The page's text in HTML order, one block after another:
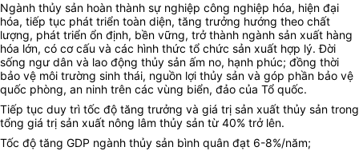
Ngành thủy sản hoàn thành sự nghiệp công nghiệp hóa, hiện đại
hóa, tiếp tục phát triển toàn diện, tăng trưởng hướng theo chất
lượng, phát triển ổn định, bền vững, trở thành ngành sản xuất hàng
hóa lớn, có cơ cấu và các hình thức tổ chức sản xuất hợp lý. Đời
sống ngư dân và lao động thủy sản ấm no, hạnh phúc; đồng thời
bảo vệ môi trường sinh thái, nguồn lợi thủy sản và góp phần bảo vệ
quốc phòng, an ninh trên các vùng biển, đảo của Tổ quốc.
Tiếp tục duy trì tốc độ tăng trưởng và giá trị sản xuất thủy sản trong
tổng giá trị sản xuất nông lâm thủy sản từ 40% trở lên.
Tốc độ tăng GDP ngành thủy sản bình quân đạt 6-8%/năm;